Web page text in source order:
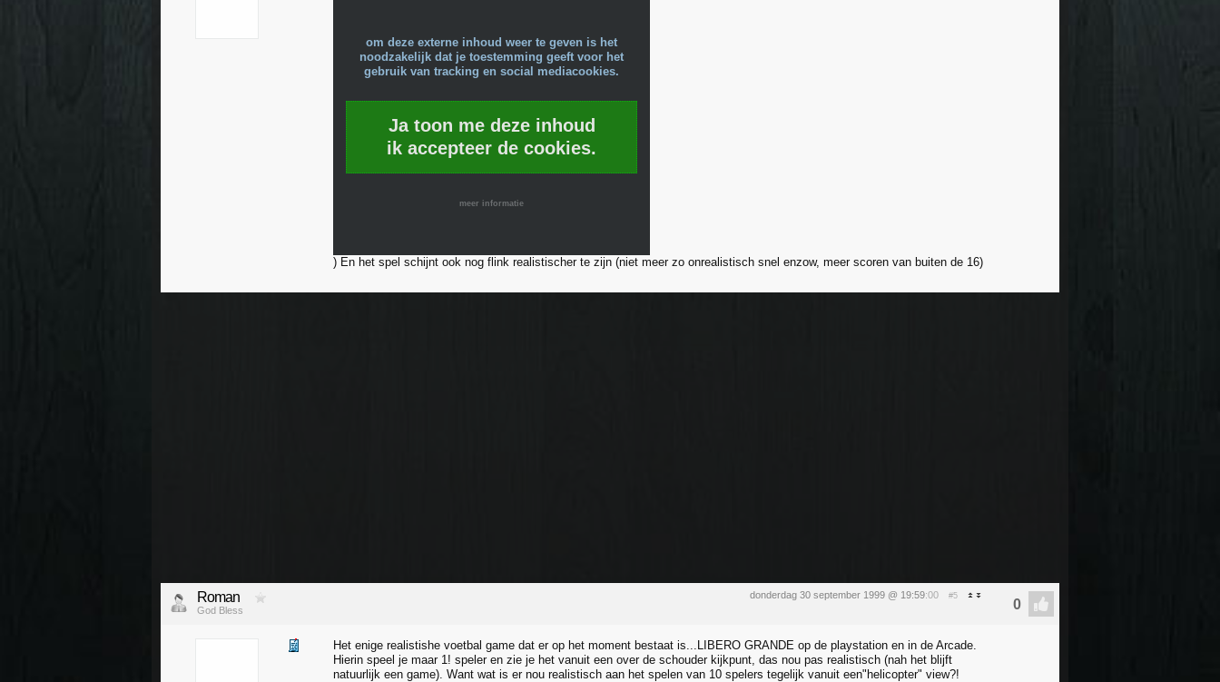
om deze externe inhoud weer te geven is het
noodzakelijk dat je toestemming geeft voor het
gebruik van tracking en social mediacookies.
Ja toon me deze inhoud
ik accepteer de cookies.
meer informatie
) En het spel schijnt ook nog flink realistischer te zijn (niet meer zo onrealistisch snel enzow, meer scoren van buiten de 16)
donderdag 30 september 1999 @ 19:59:00 #5
Roman
God Bless
Het enige realistishe voetbal game dat er op het moment bestaat is...LIBERO GRANDE op de playstation en in de Arcade.
Hierin speel je maar 1! speler en zie je het vanuit een over de schouder kijkpunt, das nou pas realistisch (nah het blijft
natuurlijk een game). Want wat is er nou realistisch aan het spelen van 10 spelers tegelijk vanuit een"helicopter" view?!